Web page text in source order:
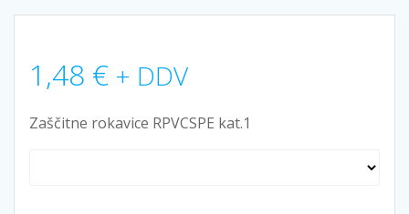
1,48 € + DDV
Zaščitne rokavice RPVCSPE kat.1